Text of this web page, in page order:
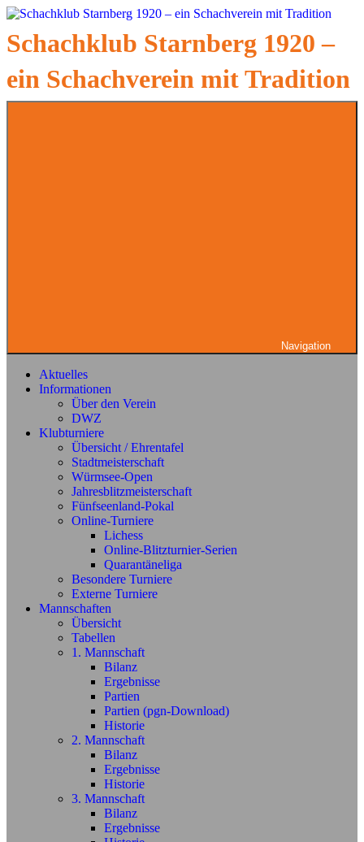
Zum
springen
Schachklub Starnberg 1920 –
ein Schachverein mit Tradition
Navigation
Aktuelles
Informationen
Über den Verein
DWZ
Klubturniere
Übersicht / Ehrentafel
Stadtmeisterschaft
Würmsee-Open
Jahresblitzmeisterschaft
Fünfseenland-Pokal
Online-Turniere
Lichess
Online-Blitzturnier-Serien
Quarantäneliga
Besondere Turniere
Externe Turniere
Mannschaften
Übersicht
Tabellen
1. Mannschaft
Bilanz
Ergebnisse
Partien
Partien (pgn-Download)
Historie
2. Mannschaft
Bilanz
Ergebnisse
Historie
3. Mannschaft
Bilanz
Ergebnisse